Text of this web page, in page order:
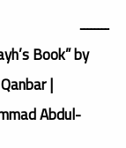
ــــــــ
Book” by
|
Abdul-